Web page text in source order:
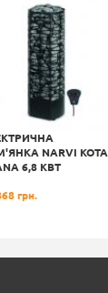
NARVI KOTA
6,8 КВТ
грн.